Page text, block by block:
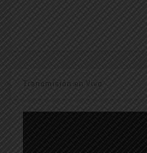
Transmisión en Vivo